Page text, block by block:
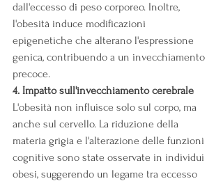
dall'eccesso di peso corporeo. Inoltre,
l'obesità induce modificazioni
epigenetiche che alterano l'espressione
genica, contribuendo a un invecchiamento
precoce.
4. Impatto sull'invecchiamento cerebrale
L'obesità non influisce solo sul corpo, ma
anche sul cervello. La riduzione della
materia grigia e l'alterazione delle funzioni
cognitive sono state osservate in individui
obesi, suggerendo un legame tra eccesso